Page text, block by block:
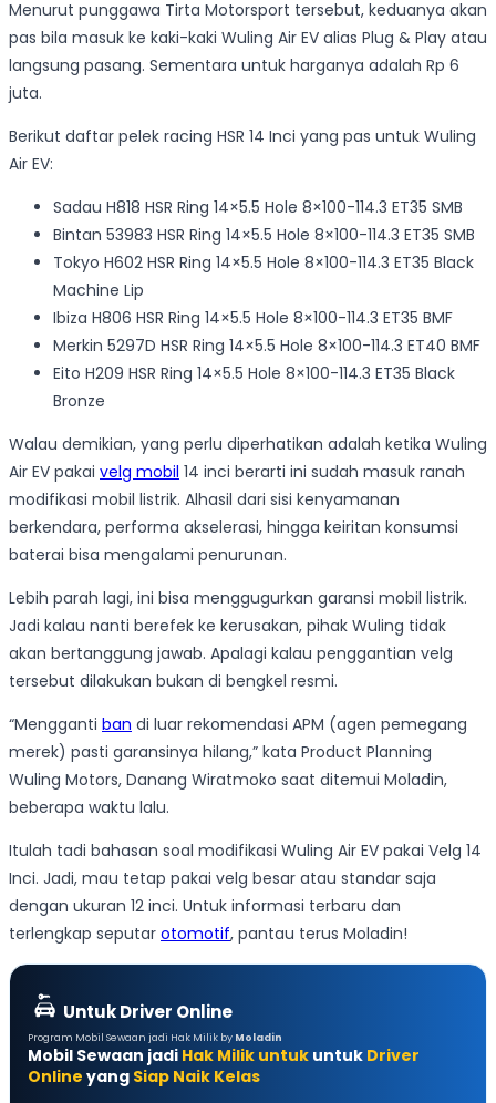
Menurut punggawa Tirta Motorsport tersebut, keduanya akan
pas bila masuk ke kaki-kaki Wuling Air EV alias Plug & Play atau
langsung pasang. Sementara untuk harganya adalah Rp 6
juta.
Berikut daftar pelek racing HSR 14 Inci yang pas untuk Wuling
Air EV:
Sadau H818 HSR Ring 14×5.5 Hole 8×100-114.3 ET35 SMB
Bintan 53983 HSR Ring 14×5.5 Hole 8×100-114.3 ET35 SMB
Tokyo H602 HSR Ring 14×5.5 Hole 8×100-114.3 ET35 Black
Machine Lip
Ibiza H806 HSR Ring 14×5.5 Hole 8×100-114.3 ET35 BMF
Merkin 5297D HSR Ring 14×5.5 Hole 8×100-114.3 ET40 BMF
Eito H209 HSR Ring 14×5.5 Hole 8×100-114.3 ET35 Black
Bronze
Walau demikian, yang perlu diperhatikan adalah ketika Wuling
Air EV pakai velg mobil 14 inci berarti ini sudah masuk ranah
modifikasi mobil listrik. Alhasil dari sisi kenyamanan
berkendara, performa akselerasi, hingga keiritan konsumsi
baterai bisa mengalami penurunan.
Lebih parah lagi, ini bisa menggugurkan garansi mobil listrik.
Jadi kalau nanti berefek ke kerusakan, pihak Wuling tidak
akan bertanggung jawab. Apalagi kalau penggantian velg
tersebut dilakukan bukan di bengkel resmi.
“Mengganti ban di luar rekomendasi APM (agen pemegang
merek) pasti garansinya hilang,” kata Product Planning
Wuling Motors, Danang Wiratmoko saat ditemui Moladin,
beberapa waktu lalu.
Itulah tadi bahasan soal modifikasi Wuling Air EV pakai Velg 14
Inci. Jadi, mau tetap pakai velg besar atau standar saja
dengan ukuran 12 inci. Untuk informasi terbaru dan
terlengkap seputar otomotif, pantau terus Moladin!
Untuk Driver Online
Program Mobil Sewaan jadi Hak Milik by Moladin
Mobil Sewaan jadi Hak Milik untuk untuk Driver
Online yang Siap Naik Kelas